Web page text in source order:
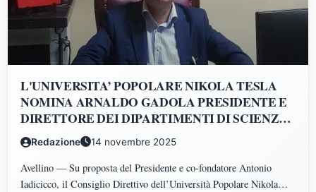
L'UNIVERSITA’ POPOLARE NIKOLA TESLA
NOMINA ARNALDO GADOLA PRESIDENTE E
DIRETTORE DEI DIPARTIMENTI DI SCIENZE
GIURIDICHE, ECONOMICHE, SCIENZE
POLITICHE, PSICOLOGIA, SCIENZE UMANE,
FILOSOFIA E PEDAGOGIA
Redazione 14 novembre 2025
Avellino — Su proposta del Presidente e co-fondatore Antonio
Iadicicco, il Consiglio Direttivo dell’Università Popolare Nikola